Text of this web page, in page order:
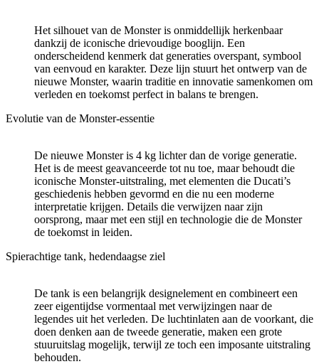
Het silhouet van de Monster is onmiddellijk herkenbaar
dankzij de iconische drievoudige booglijn. Een
onderscheidend kenmerk dat generaties overspant, symbool
van eenvoud en karakter. Deze lijn stuurt het ontwerp van de
nieuwe Monster, waarin traditie en innovatie samenkomen om
verleden en toekomst perfect in balans te brengen.
Evolutie van de Monster-essentie
De nieuwe Monster is 4 kg lichter dan de vorige generatie.
Het is de meest geavanceerde tot nu toe, maar behoudt die
iconische Monster-uitstraling, met elementen die Ducati’s
geschiedenis hebben gevormd en die nu een moderne
interpretatie krijgen. Details die verwijzen naar zijn
oorsprong, maar met een stijl en technologie die de Monster
de toekomst in leiden.
Spierachtige tank, hedendaagse ziel
De tank is een belangrijk designelement en combineert een
zeer eigentijdse vormentaal met verwijzingen naar de
legendes uit het verleden. De luchtinlaten aan de voorkant, die
doen denken aan de tweede generatie, maken een grote
stuuruitslag mogelijk, terwijl ze toch een imposante uitstraling
behouden.